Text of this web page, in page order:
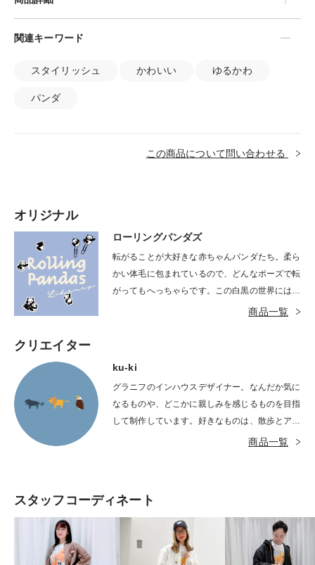
関連キーワード
スタイリッシュ かわいい ゆるかわ
パンダ
この商品について問い合わせる
オリジナル
ローリングパンダズ
転がることが大好きな赤ちゃんパンダたち。柔ら
かい体毛に包まれているので、どんなポーズで転
がってもへっちゃらです。この白黒の世界には、
時折白黒のバクが紛れ込みますが、転がることに
商品一覧
クリエイター
ku-ki
グラニフのインハウスデザイナー。なんだか気に
なるものや、どこかに親しみを感じるものを目指
して制作しています。好きなものは、散歩とアイ
商品一覧
スタッフコーディネート